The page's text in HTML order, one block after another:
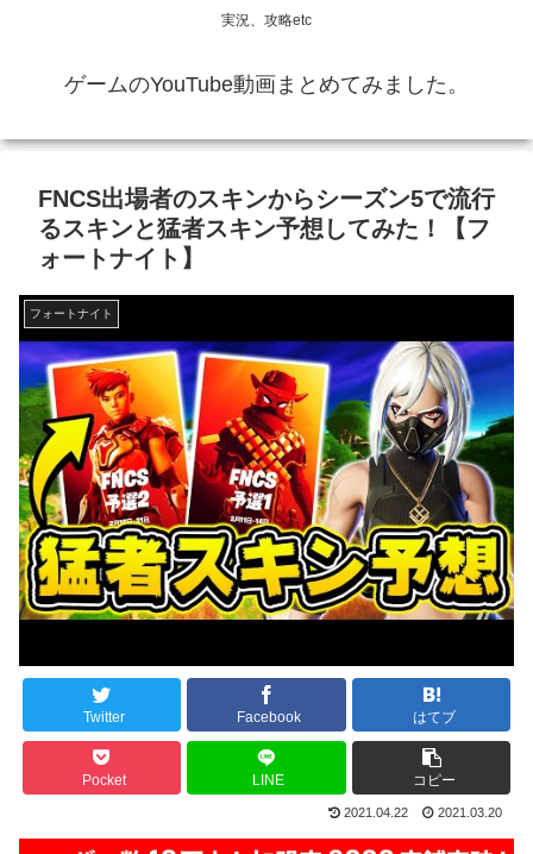
実況、攻略etc
ゲームのYouTube動画まとめてみました。
FNCS出場者のスキンからシーズン5で流行
るスキンと猛者スキン予想してみた！【フ
ォートナイト】
フォートナイト
Twitter Facebook はてブ
Pocket LINE コピー
2021.04.22 2021.03.20